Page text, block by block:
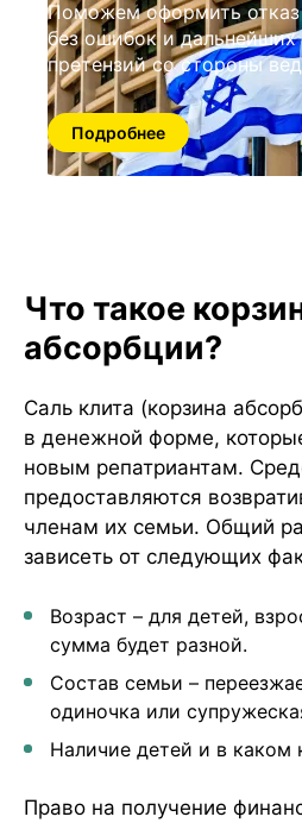
Поможем оформить отказ
без ошибок и
претензий со стороны
Подробнее
Что такое
абсорбции?
Саль клита (корзина
в денежной форме,
новым репатриантам.
предоставляются
членам их семьи. Общий
зависеть от следующих
Возраст – для детей,
сумма будет разной.
Состав семьи –
одиночка или
Наличие детей и в каком
Право на получение